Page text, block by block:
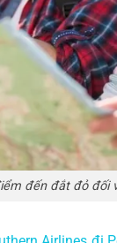
đến đắt đỏ đối